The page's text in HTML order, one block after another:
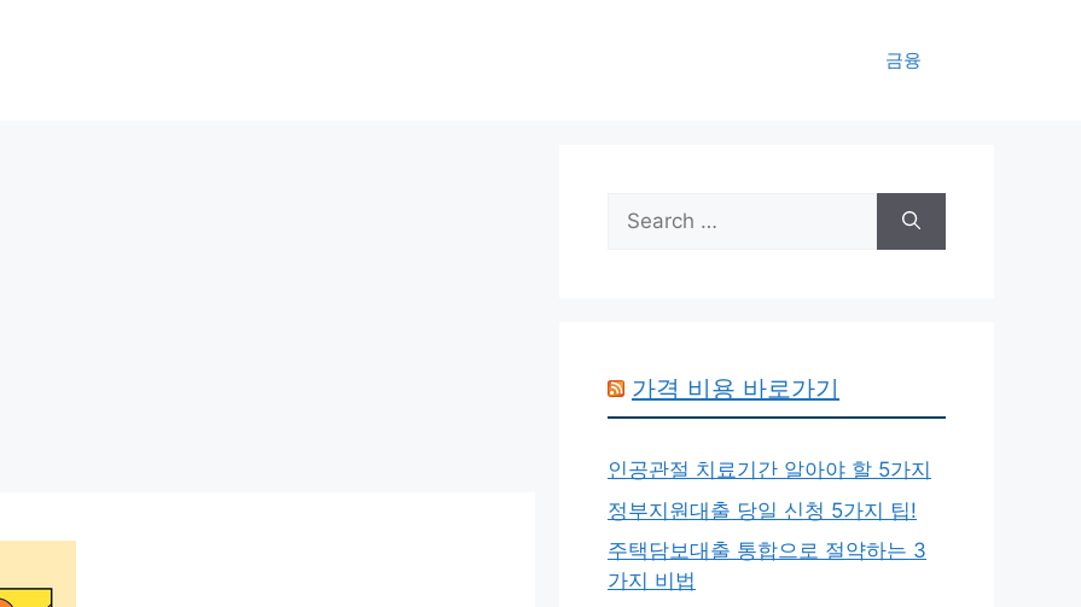
금융
Search
for:
가격 비용 바로가기
인공관절 치료기간 알아야 할 5가지
정부지원대출 당일 신청 5가지 팁!
주택담보대출 통합으로 절약하는 3
가지 비법